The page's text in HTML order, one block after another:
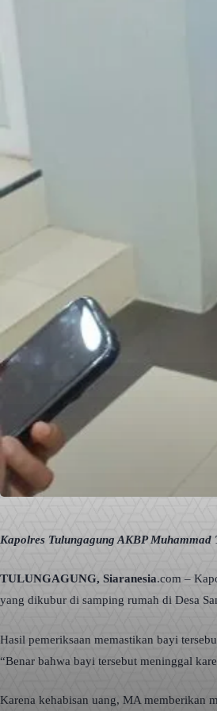
Kapolres Tulungagung AKBP Muhammad
TULUNGAGUNG, Siaranesia.com –
yang dikubur di samping rumah di Desa
Hasil pemeriksaan memastikan bayi
“Benar bahwa bayi tersebut meninggal
Karena kehabisan uang, MA memberikan